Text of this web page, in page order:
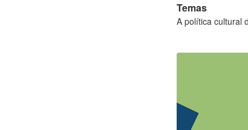
Temas
A política cultural